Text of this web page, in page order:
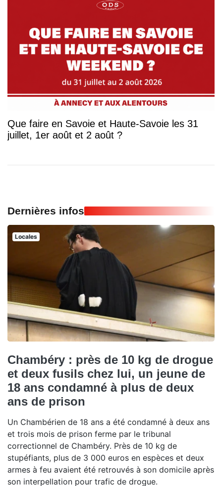
Que faire en Savoie et Haute-Savoie les 31
juillet, 1er août et 2 août ?
Dernières infos
Locales
Chambéry : près de 10 kg de drogue
et deux fusils chez lui, un jeune de
18 ans condamné à plus de deux
ans de prison
Un Chambérien de 18 ans a été condamné à deux ans
et trois mois de prison ferme par le tribunal
correctionnel de Chambéry. Près de 10 kg de
stupéfiants, plus de 3 000 euros en espèces et deux
armes à feu avaient été retrouvés à son domicile après
son interpellation pour trafic de drogue.